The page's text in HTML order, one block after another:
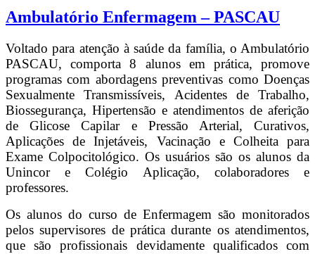
Ambulatório Enfermagem – PASCAU
Voltado para atenção à saúde da família, o Ambulatório
PASCAU, comporta 8 alunos em prática, promove
programas com abordagens preventivas como Doenças
Sexualmente Transmissíveis, Acidentes de Trabalho,
Biossegurança, Hipertensão e atendimentos de aferição
de Glicose Capilar e Pressão Arterial, Curativos,
Aplicações de Injetáveis, Vacinação e Colheita para
Exame Colpocitológico. Os usuários são os alunos da
Unincor e Colégio Aplicação, colaboradores e
professores.
Os alunos do curso de Enfermagem são monitorados
pelos supervisores de prática durante os atendimentos,
que são profissionais devidamente qualificados com